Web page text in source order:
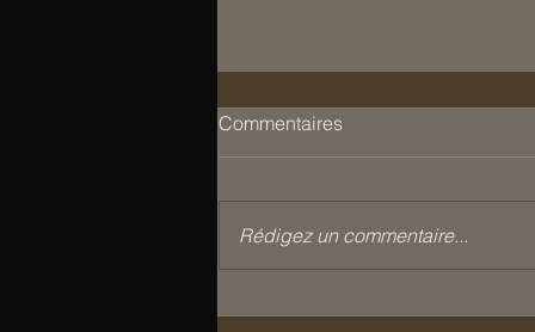
Commentaires
Rédigez un commentaire...